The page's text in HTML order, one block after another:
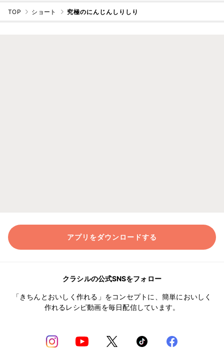
TOP ショート 究極のにんじんしりしり
アプリをダウンロードする
クラシルの公式SNSをフォロー
「きちんとおいしく作れる」をコンセプトに、簡単においしく
作れるレシピ動画を毎日配信しています。